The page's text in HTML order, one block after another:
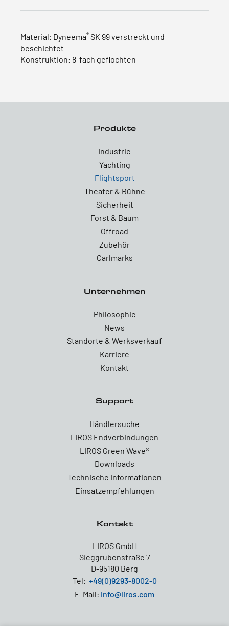
Material: Dyneema® SK 99 verstreckt und
beschichtet
Konstruktion: 8-fach geflochten
Produkte
Industrie
Yachting
Flightsport
Theater & Bühne
Sicherheit
Forst & Baum
Offroad
Zubehör
Carlmarks
Unternehmen
Philosophie
News
Standorte & Werksverkauf
Karriere
Kontakt
Support
Händlersuche
LIROS Endverbindungen
LIROS Green Wave®
Downloads
Technische Informationen
Einsatzempfehlungen
Kontakt
LIROS GmbH
Sieggrubenstraße 7
D-95180 Berg
Tel: +49(0)9293-8002-0
E-Mail: info@liros.com